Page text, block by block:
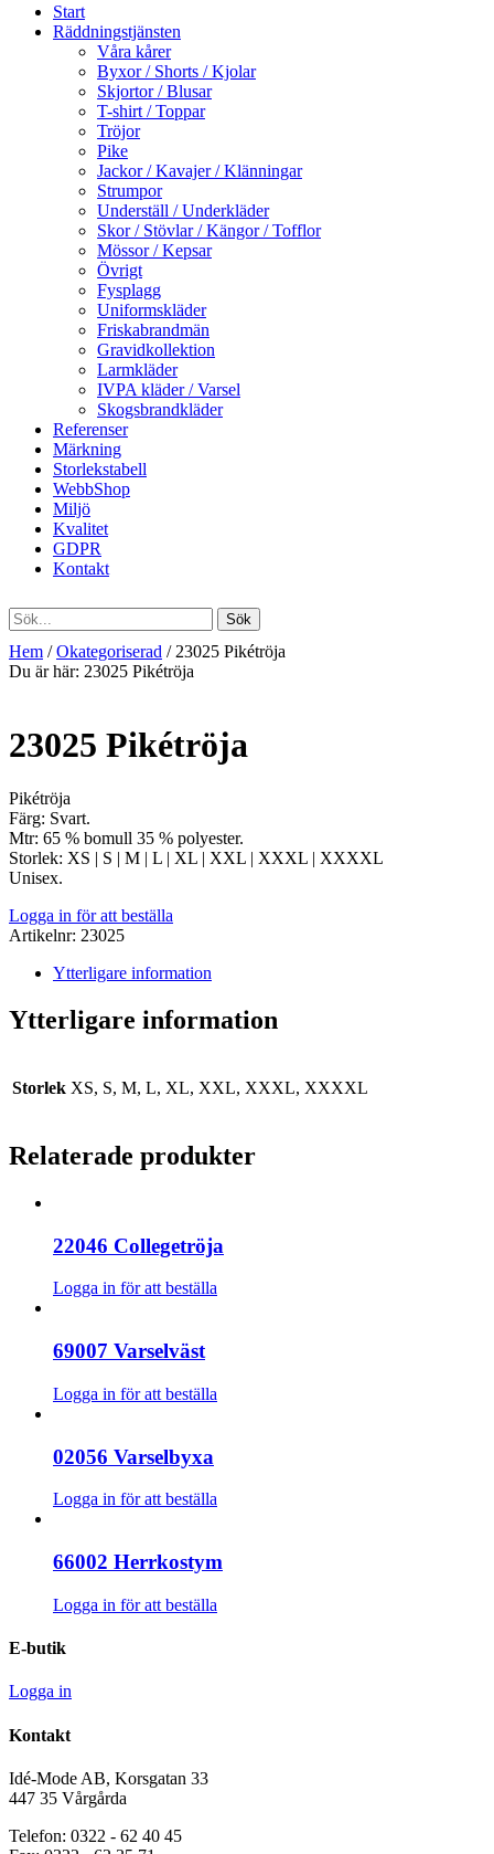
Start
Räddningstjänsten
Våra kårer
Byxor / Shorts / Kjolar
Skjortor / Blusar
T-shirt / Toppar
Tröjor
Pike
Jackor / Kavajer / Klänningar
Strumpor
Underställ / Underkläder
Skor / Stövlar / Kängor / Tofflor
Mössor / Kepsar
Övrigt
Fysplagg
Uniformskläder
Friskabrandmän
Gravidkollektion
Larmkläder
IVPA kläder / Varsel
Skogsbrandkläder
Referenser
Märkning
Storlekstabell
WebbShop
Miljö
Kvalitet
GDPR
Kontakt
Hem /Okategoriserad / 23025 Pikétröja
Du är här: 23025 Pikétröja
23025 Pikétröja
Pikétröja
Färg: Svart.
Mtr: 65 % bomull 35 % polyester.
Storlek: XS | S | M | L | XL | XXL | XXXL | XXXXL
Unisex.
Logga in för att beställa
Artikelnr: 23025
Ytterligare information
Ytterligare information
Storlek XS, S, M, L, XL, XXL, XXXL, XXXXL
Relaterade produkter
22046 Collegetröja
Logga in för att beställa
69007 Varselväst
Logga in för att beställa
02056 Varselbyxa
Logga in för att beställa
66002 Herrkostym
Logga in för att beställa
E-butik
Logga in
Kontakt
Idé-Mode AB, Korsgatan 33
447 35 Vårgårda
Telefon: 0322 - 62 40 45